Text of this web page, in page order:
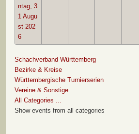
ntag, 3
1 Augu
st 202
6
Schachverband Württemberg
Bezirke & Kreise
Württembergische Turnierserien
Vereine & Sonstige
All Categories ...
Show events from all categories